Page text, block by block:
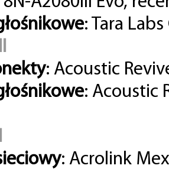
: Tara
: Acoustic
: Acoustic
: Acrolink